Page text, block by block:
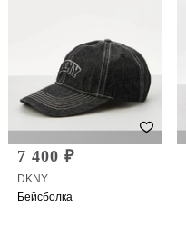
7 400 ₽
DKNY
Бейсболка